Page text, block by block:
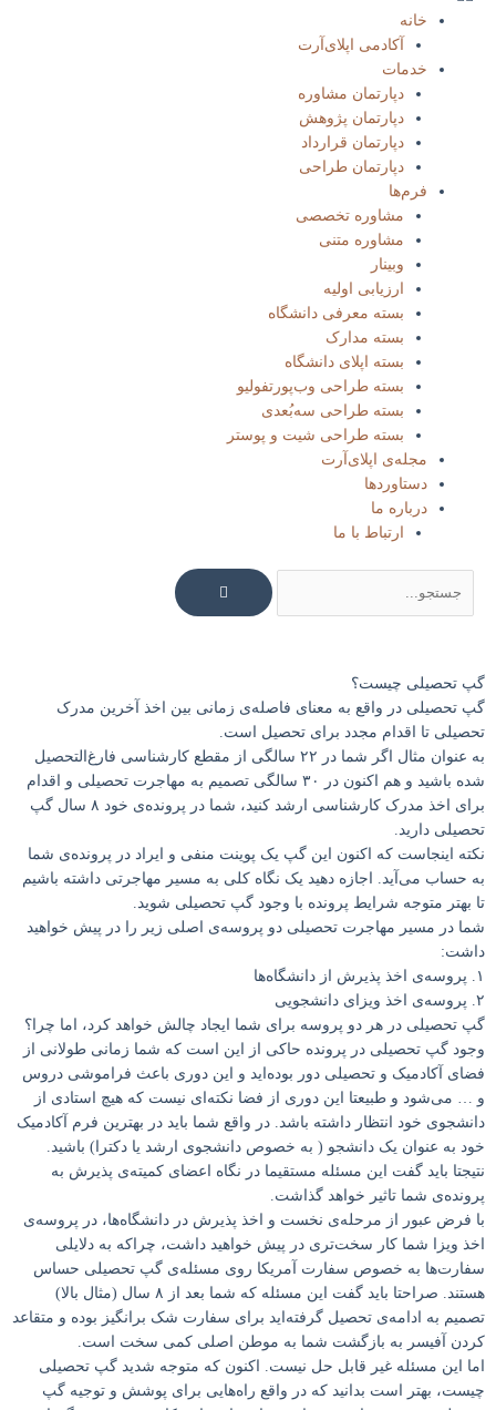
خانه
آکادمی اپلای‌آرت
خدمات
دپارتمان مشاوره
دپارتمان پژوهش
دپارتمان قرارداد
دپارتمان طراحی
فرم‌ها
مشاوره تخصصی
مشاوره متنی
وبینار
ارزیابی اولیه
بسته معرفی دانشگاه
بسته مدارک
بسته‌ اپلای دانشگاه
بسته طراحی وب‌پورتفولیو​
بسته طراحی سه‌بُعدی
بسته طراحی شیت و پوستر
مجله‌ی اپلای‌آرت
دستاوردها
درباره ما
ارتباط با ما
گپ تحصیلی چیست؟
گپ تحصیلی در واقع به معنای فاصله‌ی زمانی بین اخذ آخرین مدرک
تحصیلی تا اقدام مجدد برای تحصیل است.
به عنوان مثال اگر شما در ۲۲ سالگی از مقطع کارشناسی فارغ‌التحصیل
شده باشید و هم اکنون در ۳۰ سالگی تصمیم به مهاجرت تحصیلی و اقدام
برای اخذ مدرک کارشناسی ارشد کنید، شما در پرونده‌ی خود ۸ سال گپ
تحصیلی دارید.
نکته‌ اینجاست که اکنون این گپ یک پوینت منفی و ایراد در پرونده‌ی شما
به حساب می‌آید. اجازه دهید یک نگاه کلی به مسیر مهاجرتی داشته باشیم
تا بهتر متوجه شرایط پرونده با وجود گپ تحصیلی شوید.
شما در مسیر مهاجرت تحصیلی دو پروسه‌ی اصلی زیر را در پیش خواهید
داشت:
۱. پروسه‌ی اخذ پذیرش از دانشگاه‌ها
۲. پروسه‌ی اخذ ویزای دانشجویی
گپ تحصیلی در هر دو پروسه برای شما ایجاد چالش خواهد کرد، اما چرا؟
وجود گپ تحصیلی در پرونده حاکی از این است که شما زمانی طولانی‌ از
فضای آکادمیک و تحصیلی دور بوده‌اید و این دوری باعث فراموشی دروس
و … می‌شود و طبیعتا این دوری از فضا نکته‌ای نیست که هیچ استادی از
دانشجوی خود انتظار داشته باشد. در واقع شما باید در بهترین فرم آکادمیک
خود به عنوان یک دانشجو ( به خصوص دانشجوی ارشد یا دکترا) باشید.
نتیجتا باید گفت این مسئله مستقیما در نگاه اعضای کمیته‌ی پذیرش به
پرونده‌ی شما تاثیر خواهد گذاشت.
با فرض عبور از مرحله‌ی نخست و اخذ پذیرش در دانشگاه‌ها، در پروسه‌ی
اخذ ویزا شما کار سخت‌تری در پیش خواهید داشت، چراکه به دلایلی
سفارت‌ها به خصوص سفارت آمریکا روی مسئله‌ی گپ تحصیلی حساس
هستند. صراحتا باید گفت این مسئله که شما بعد از ۸ سال (مثال بالا)
تصمیم به ادامه‌ی تحصیل گرفته‌اید برای سفارت شک برانگیز بوده و متقاعد
کردن آفیسر به بازگشت شما به موطن اصلی کمی سخت است.
اما این مسئله غیر قابل حل نیست. اکنون که متوجه شدید گپ تحصیلی
چیست، بهتر است بدانید که در واقع راه‌هایی برای پوشش و توجیه گپ